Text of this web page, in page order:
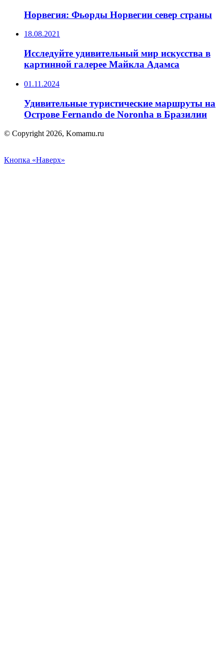
Норвегия: Фьорды Норвегии север страны
18.08.2021
Исследуйте удивительный мир искусства в
картинной галерее Майкла Адамса
01.11.2024
Удивительные туристические маршруты на
Острове Fernando de Noronha в Бразилии
© Copyright 2026, Komamu.ru
Кнопка «Наверх»